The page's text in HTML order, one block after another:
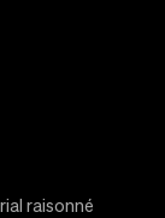
raisonné